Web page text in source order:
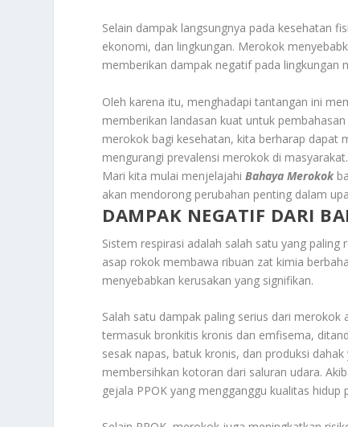
Selain dampak langsungnya pada kesehatan
ekonomi, dan lingkungan. Merokok
memberikan dampak negatif pada lingkungan
Oleh karena itu, menghadapi tantangan ini
memberikan landasan kuat untuk
merokok bagi kesehatan, kita berharap dapat
mengurangi prevalensi merokok di masyarakat.
Mari kita mulai menjelajahiBahaya Merokok
akan mendorong perubahan penting dalam
DAMPAK NEGATIF DARI
Sistem respirasi adalah salah satu yang
asap rokok membawa ribuan zat kimia
menyebabkan kerusakan yang signifikan.
Salah satu dampak paling serius dari
termasuk bronkitis kronis dan emfisema,
sesak napas, batuk kronis, dan produksi
membersihkan kotoran dari saluran udara.
gejala PPOK yang mengganggu kualitas hidup